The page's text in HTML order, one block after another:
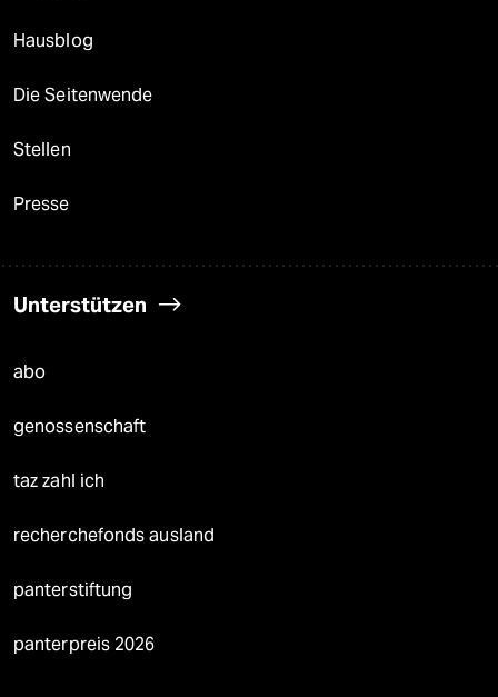
Hausblog
Die Seitenwende
Stellen
Presse
Unterstützen
abo
genossenschaft
taz zahl ich
recherchefonds ausland
panterstiftung
panterpreis 2026